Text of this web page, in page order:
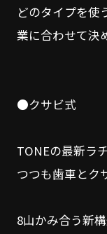
どのタイプを使
業に合わせて決
●クサビ式
TONEの最新ラ
つつも歯車とク
8山かみ合う新